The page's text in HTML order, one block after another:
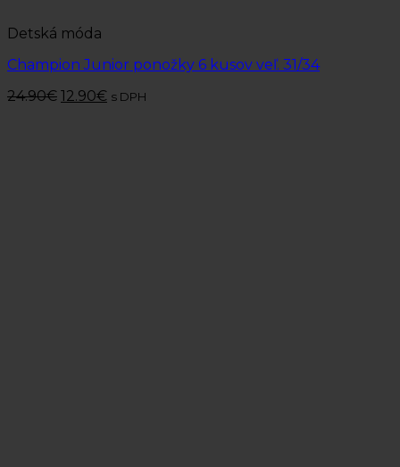
Detská móda
Champion Junior ponožky 6 kusov veľ. 31/34
24.90€ 12.90€ s DPH